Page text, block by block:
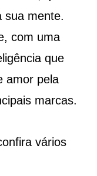
sua mente.
com uma
que
amor pela
marcas.
vários